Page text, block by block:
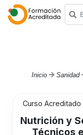
Inicio Sanidad
Curso Acreditado
Nutrición y
Técnicos